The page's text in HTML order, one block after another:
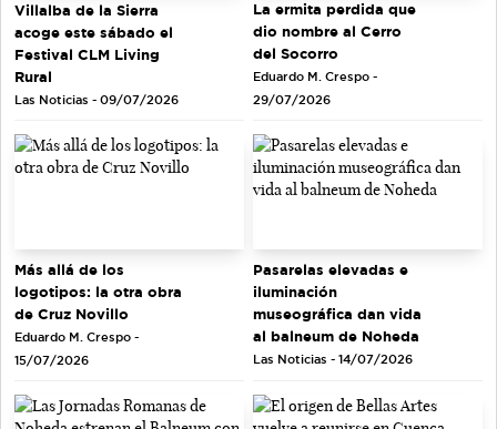
Villalba de la Sierra
acoge este sábado el
Festival CLM Living
Rural
Las Noticias - 09/07/2026
La ermita perdida que
dio nombre al Cerro
del Socorro
Eduardo M. Crespo -
29/07/2026
Más allá de los
logotipos: la otra obra
de Cruz Novillo
Eduardo M. Crespo -
15/07/2026
Pasarelas elevadas e
iluminación
museográfica dan vida
al balneum de Noheda
Las Noticias - 14/07/2026